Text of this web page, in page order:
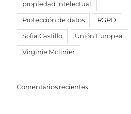
propiedad intelectual
Protección de datos RGPD
Sofia Castillo Unión Europea
Virginie Molinier
Comentarios recientes